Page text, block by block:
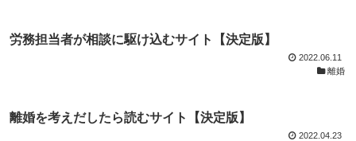
労務担当者が相談に駆け込むサイト【決定版】
2022.06.11
離婚
離婚を考えだしたら読むサイト【決定版】
2022.04.23